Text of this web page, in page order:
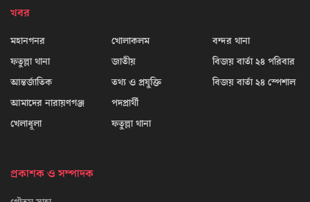
খবর
মহানগনর
ফতুল্লা থানা
আন্তর্জাতিক
আমাদের নারায়ণগঞ্জ
খেলাধূলা
খোলাকলম
জাতীয়
তথ্য ও প্রযুক্তি
পদপ্রার্থী
ফতুল্লা থানা
বন্দর থানা
বিজয় বার্তা ২৪ পরিবার
বিজয় বার্তা ২৪ স্পেশাল
প্রকাশক ও সম্পাদক